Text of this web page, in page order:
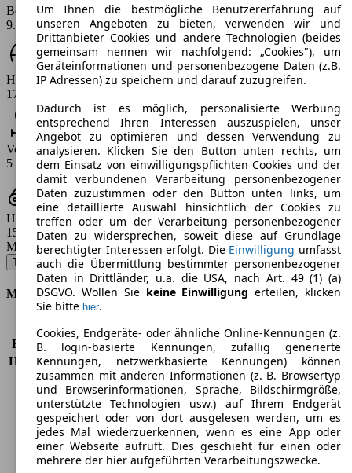
Beschleunigung (0-100 km/h)
9.5 - 13.7 s
Höchstgeschwindigkeit (km/h)
175 - 201 km/h
Verbrauch
5 - 8 l/100km
Hubraum
1598 - 1995 ccm
Modellbezeichnung :
Tucson 2.0 CRDi 2WD Trend - 100 KW (136 PS) (2015/07 - 2018/07)▼
Motor & Leistung
KW (PS)
100 kW (136 PS)
Beschleunigung (0-100 km/h) 10,6s
Höchstgeschwindigkeit (km/h) 186 km/h
Anzahl der Gänge
6
Drehmoment
373 nm
Hubraum
1995 ccm
Kraftstoff
Diesel
Zylinder
4
Getriebe
Schaltgetriebe
Um Ihnen die bestmögliche Benutzererfahrung auf
unseren Angeboten zu bieten, verwenden wir und
Drittanbieter Cookies und andere Technologien (beides
gemeinsam nennen wir nachfolgend: „Cookies"), um
Geräteinformationen und personenbezogene Daten (z.B.
IP Adressen) zu speichern und darauf zuzugreifen.
Dadurch ist es möglich, personalisierte Werbung
entsprechend Ihren Interessen auszuspielen, unser
Angebot zu optimieren und dessen Verwendung zu
analysieren. Klicken Sie den Button unten rechts, um
dem Einsatz von einwilligungspflichten Cookies und der
damit verbundenen Verarbeitung personenbezogener
Daten zuzustimmen oder den Button unten links, um
eine detaillierte Auswahl hinsichtlich der Cookies zu
treffen oder um der Verarbeitung personenbezogener
Daten zu widersprechen, soweit diese auf Grundlage
berechtigter Interessen erfolgt. Die Einwilligung umfasst
auch die Übermittlung bestimmter personenbezogener
Daten in Drittländer, u.a. die USA, nach Art. 49 (1) (a)
DSGVO. Wollen Sie keine Einwilligung erteilen, klicken
Sie bitte hier.
Cookies, Endgeräte- oder ähnliche Online-Kennungen (z.
B. login-basierte Kennungen, zufällig generierte
Kennungen, netzwerkbasierte Kennungen) können
zusammen mit anderen Informationen (z. B. Browsertyp
und Browserinformationen, Sprache, Bildschirmgröße,
unterstützte Technologien usw.) auf Ihrem Endgerät
gespeichert oder von dort ausgelesen werden, um es
jedes Mal wiederzuerkennen, wenn es eine App oder
einer Webseite aufruft. Dies geschieht für einen oder
mehrere der hier aufgeführten Verarbeitungszwecke.